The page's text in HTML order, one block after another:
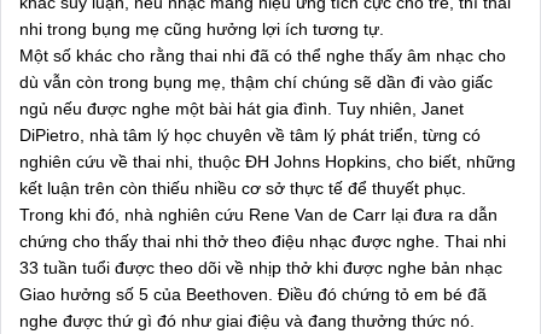
nhi trong bụng mẹ cũng hưởng lợi ích tương tự.
Một số khác cho rằng thai nhi đã có thể nghe thấy âm nhạc cho
dù vẫn còn trong bụng mẹ, thậm chí chúng sẽ dần đi vào giấc
ngủ nếu được nghe một bài hát gia đình. Tuy nhiên, Janet
DiPietro, nhà tâm lý học chuyên về tâm lý phát triển, từng có
nghiên cứu về thai nhi, thuộc ĐH Johns Hopkins, cho biết, những
kết luận trên còn thiếu nhiều cơ sở thực tế để thuyết phục.
Trong khi đó, nhà nghiên cứu Rene Van de Carr lại đưa ra dẫn
chứng cho thấy thai nhi thở theo điệu nhạc được nghe. Thai nhi
33 tuần tuổi được theo dõi về nhịp thở khi được nghe bản nhạc
Giao hưởng số 5 của Beethoven. Điều đó chứng tỏ em bé đã
nghe được thứ gì đó như giai điệu và đang thưởng thức nó.